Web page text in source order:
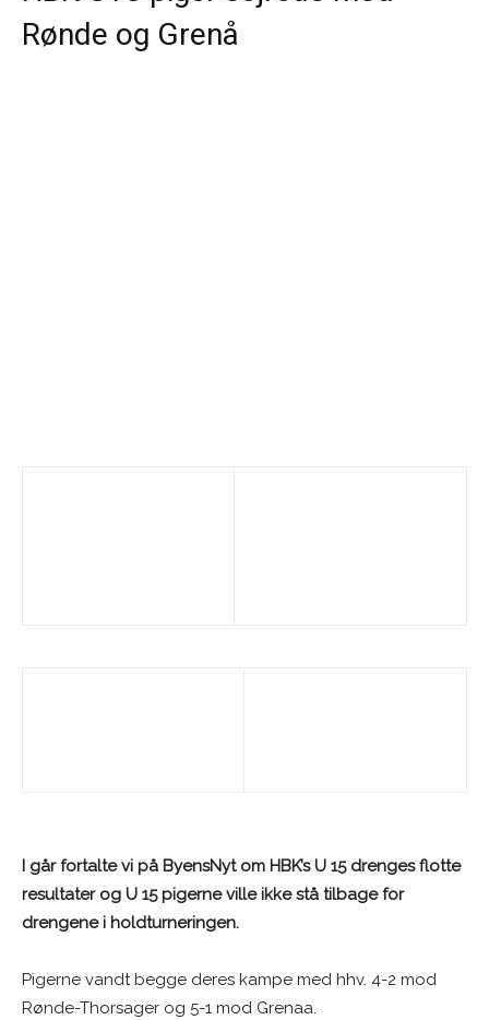
Rønde og Grenå
I går fortalte vi på ByensNyt om HBK’s U 15 drenges flotte
resultater og U 15 pigerne ville ikke stå tilbage for
drengene i holdturneringen.
Pigerne vandt begge deres kampe med hhv. 4-2 mod
Rønde-Thorsager og 5-1 mod Grenaa.